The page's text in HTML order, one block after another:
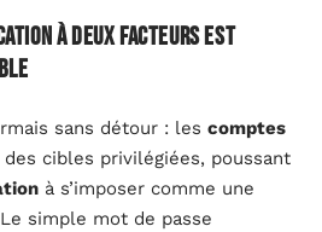
à deux facteurs est
sans détour : les comptes
cibles privilégiées, poussant
à s’imposer comme une
simple mot de passe